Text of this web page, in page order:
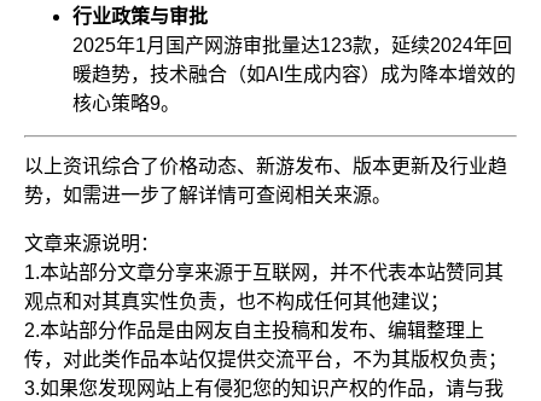
行业政策与审批
2025年1月国产网游审批量达123款，延续2024年回
暖趋势，技术融合（如AI生成内容）成为降本增效的
核心策略9。
以上资讯综合了价格动态、新游发布、版本更新及行业趋
势，如需进一步了解详情可查阅相关来源。
文章来源说明：
1.本站部分文章分享来源于互联网，并不代表本站赞同其
观点和对其真实性负责，也不构成任何其他建议；
2.本站部分作品是由网友自主投稿和发布、编辑整理上
传，对此类作品本站仅提供交流平台，不为其版权负责；
3.如果您发现网站上有侵犯您的知识产权的作品，请与我